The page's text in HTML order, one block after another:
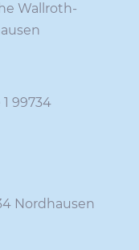
Wall­roth­
99734
Nordhausen